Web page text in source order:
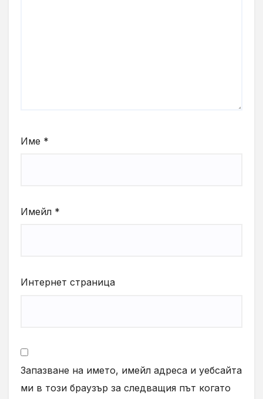
Име *
Имейл *
Интернет страница
Запазване на името, имейл адреса и уебсайта
ми в този браузър за следващия път когато